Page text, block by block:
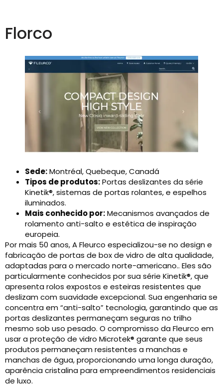
Florco
Sede:Montréal, Quebeque, Canadá
Tipos de produtos:Portas deslizantes da série
Kinetik®, sistemas de portas rolantes, e espelhos
iluminados.
Mais conhecido por:Mecanismos avançados de
rolamento anti-salto e estética de inspiração
europeia.
Por mais 50 anos, A Fleurco especializou-se no design e
fabricação de portas de box de vidro de alta qualidade,
adaptadas para o mercado norte-americano.. Eles são
particularmente conhecidos por sua série Kinetik®, que
apresenta rolos expostos e esteiras resistentes que
deslizam com suavidade excepcional. Sua engenharia se
concentra em “anti-salto” tecnologia, garantindo que as
portas deslizantes permaneçam seguras no trilho
mesmo sob uso pesado. O compromisso da Fleurco em
usar a proteção de vidro Microtek® garante que seus
produtos permaneçam resistentes a manchas e
manchas de água, proporcionando uma longa duração,
aparência cristalina para empreendimentos residenciais
de luxo.